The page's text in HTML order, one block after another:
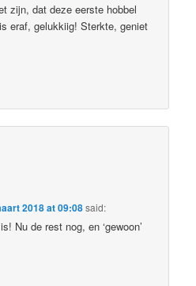
zijn, dat deze eerste hobbel
eraf, gelukkiig! Sterkte, geniet
2018 at 09:08said:
Nu de rest nog, en ‘gewoon’